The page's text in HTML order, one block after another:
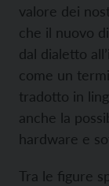
valore dei
che il nuovo
dal dialetto
come un
tradotto in
anche la
hardware e
Tra le figure